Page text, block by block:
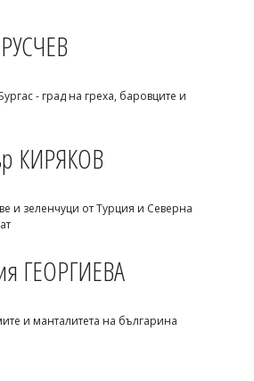
КИРЯКОВ
ДИМИТРОВ
- град на греха, баровците и
КИРЯКОВ
и зеленчуци от Турция и Северна
ГЕОРГИЕВА
и манталитета на българина